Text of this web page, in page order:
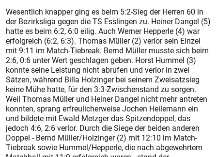
Wesentlich knapper ging es beim 5:2-Sieg der Herren 60 in
der Bezirksliga gegen die TS Esslingen zu. Heiner Dangel (5)
hatte es beim 6:2, 6:0 eilig. Auch Werner Hepperle (4) war
erfolgreich (6:2, 6:3). Thomas Müller (2) verlor sein Einzel
mit 9:11 im Match-Tiebreak. Bernd Müller musste sich beim
2:6, 0:6 unter Wert geschlagen geben. Horst Hummel (3)
konnte seine Leistung nicht abrufen und verlor in zwei
Sätzen, während Billa Holzinger bei seinem Zweisatzsieg
keine Mühe hatte, für den 3:3-Zwischenstand zu sorgen.
Weil Thomas Müller und Heiner Dangel nicht mehr antreten
konnten, sprang erfreulicherweise Jochen Heilemann ein
und bildete mit Ewald Metzger das Spitzendoppel, das
jedoch 4:6, 2:6 verlor. Durch die Siege der beiden anderen
Doppel - Bernd Müller/Holzinger (2) mit 12:10 im Match-
Tiebreak sowie Hummel/Hepperle, die nach abgewehrtem